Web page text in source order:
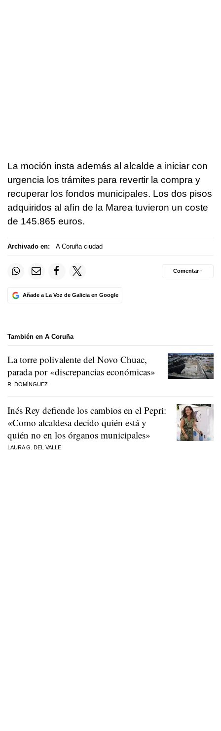
La moción insta además al alcalde a iniciar con
urgencia los trámites para revertir la compra y
recuperar los fondos municipales. Los dos pisos
adquiridos al afín de la Marea tuvieron un coste
de 145.865 euros.
Archivado en: A Coruña ciudad
Añade a La Voz de Galicia en Google
Comentar ·
También en A Coruña
La torre polivalente del Novo Chuac,
parada por «discrepancias económicas»
R. DOMÍNGUEZ
Inés Rey defiende los cambios en el Pepri:
«Como alcaldesa decido quién está y
quién no en los órganos municipales»
LAURA G. DEL VALLE